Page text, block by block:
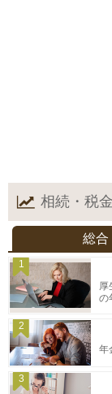
相続・税
総合
1
厚
の
2
年
3